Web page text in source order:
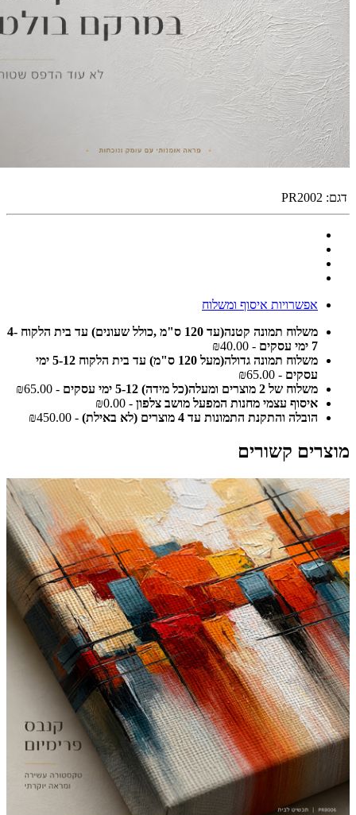
דגם: PR2002
אפשרויות איסוף ומשלוח
משלוח תמונה קטנה(עד 120 ס"מ ,כולל שעונים) עד בית הלקוח 4-
7 ימי עסקים
- ₪40.00
משלוח תמונה גדולה(מעל 120 ס"מ) עד בית הלקוח 5-12 ימי
עסקים - ₪65.00
משלוח של 2 מוצרים ומעלה(כל מידה) 5-12 ימי עסקים
- ₪65.00
איסוף עצמי מחנות המפעל מושב צלפון - ₪0.00
הובלה והתקנת התמונות עד 4 מוצרים (לא באילת)
- ₪450.00
מוצרים קשורים